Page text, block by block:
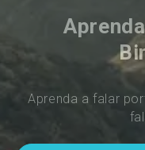
Aprenda a falar